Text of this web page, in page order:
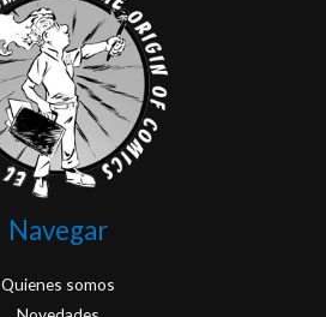
Navegar
Quienes somos